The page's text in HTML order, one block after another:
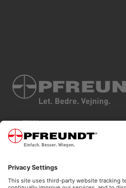
TRYK
DATABESKYTTELSE
VILKÅR OG BETINGELSER
COOKIES